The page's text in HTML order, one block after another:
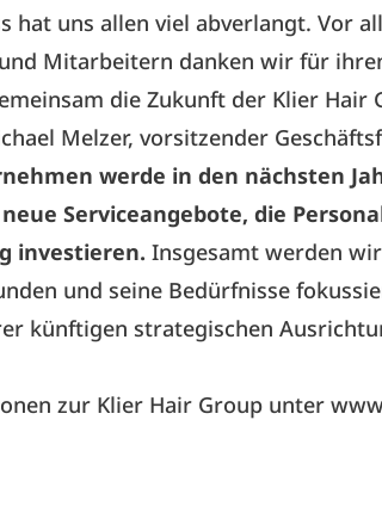
hat uns allen viel abverlangt. Vor
Mitarbeitern danken wir für
die Zukunft der Klier Hair
Melzer, vorsitzender
werde in den nächsten
Serviceangebote, die
investieren. Insgesamt werden
und seine Bedürfnisse
künftigen strategischen
zur Klier Hair Group unter